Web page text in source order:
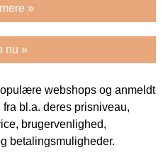
»
nu »
webshops og anmeldt
bl.a. deres prisniveau,
brugervenlighed,
betalingsmuligheder.